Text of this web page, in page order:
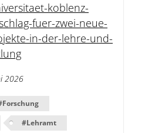
koblenz-
fuer-zwei-neue-
in-der-lehre-und-
2026
Forschung
#Lehramt